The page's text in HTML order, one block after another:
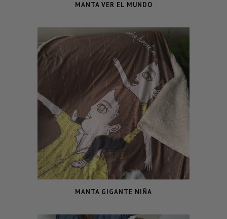
MANTA VER EL MUNDO
MANTA GIGANTE NIÑA